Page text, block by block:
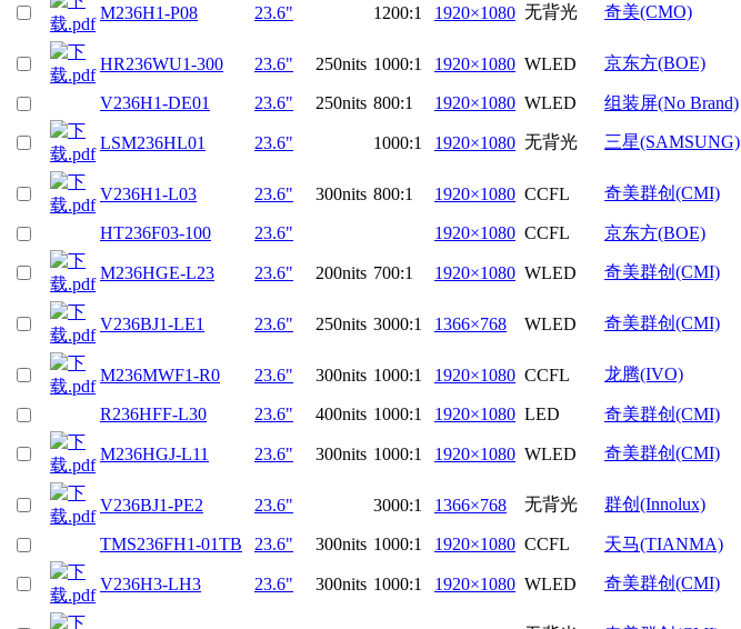
M236H1-P08 23.6" 1200:1 1920×1080 无背光 奇美(CMO)
HR236WU1-300 23.6" 250nits 1000:1 1920×1080 WLED 京东方(BOE)
V236H1-DE01 23.6" 250nits 800:1 1920×1080 WLED 组装屏(No Brand)
LSM236HL01 23.6" 1000:1 1920×1080 无背光 三星(SAMSUNG)
V236H1-L03 23.6" 300nits 800:1 1920×1080 CCFL 奇美群创(CMI)
HT236F03-100 23.6" 1920×1080 CCFL 京东方(BOE)
M236HGE-L23 23.6" 200nits 700:1 1920×1080 WLED 奇美群创(CMI)
V236BJ1-LE1 23.6" 250nits 3000:1 1366×768 WLED 奇美群创(CMI)
M236MWF1-R0 23.6" 300nits 1000:1 1920×1080 CCFL 龙腾(IVO)
R236HFF-L30 23.6" 400nits 1000:1 1920×1080 LED 奇美群创(CMI)
M236HGJ-L11 23.6" 300nits 1000:1 1920×1080 WLED 奇美群创(CMI)
V236BJ1-PE2 23.6" 3000:1 1366×768 无背光 群创(Innolux)
TMS236FH1-01TB 23.6" 300nits 1000:1 1920×1080 CCFL 天马(TIANMA)
V236H3-LH3 23.6" 300nits 1000:1 1920×1080 WLED 奇美群创(CMI)